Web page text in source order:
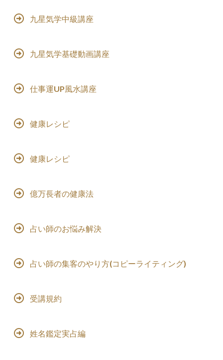
九星気学中級講座
九星気学基礎動画講座
仕事運UP風水講座
健康レシピ
健康レシピ
億万長者の健康法
占い師のお悩み解決
占い師の集客のやり方(コピーライティング)
受講規約
姓名鑑定実占編